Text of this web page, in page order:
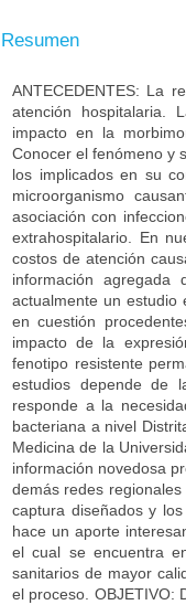
Resumen
ANTECEDENTES: La
atención hospitalaria.
impacto en la
Conocer el fenómeno y
los implicados en su
microorganismo
asociación con
extrahospitalario. En
costos de atención
información agregada
actualmente un estudio
en cuestión
impacto de la
fenotipo resistente
estudios depende de
responde a la
bacteriana a nivel
Medicina de la
información novedosa
demás redes
captura diseñados y
hace un aporte
el cual se encuentra
sanitarios de mayor
el proceso. OBJETIVO: